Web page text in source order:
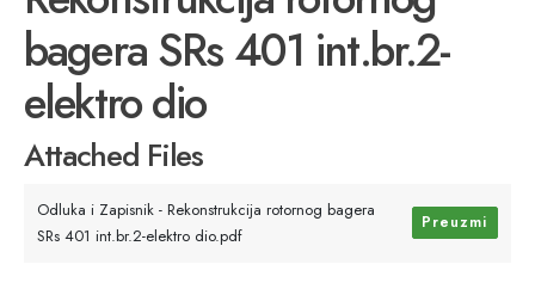
bagera SRs 401 int.br.2-
elektro dio
Attached Files
Odluka i Zapisnik - Rekonstrukcija rotornog bagera
SRs 401 int.br.2-elektro dio.pdf
Preuzmi